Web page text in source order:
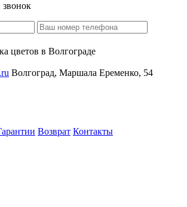
звонок
цветов в Волгограде
Волгоград, Маршала Еременко, 54
Возврат Контакты